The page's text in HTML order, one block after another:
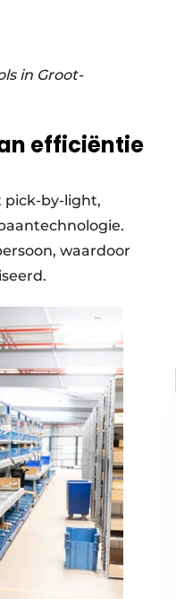
in Groot-
efficiëntie
pick-by-light,
waardoor